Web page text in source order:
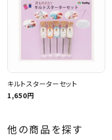
キルトスターターセット
1,650円
他の商品を探す